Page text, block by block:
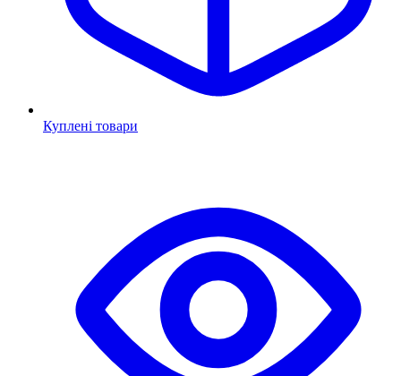
Куплені товари